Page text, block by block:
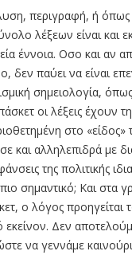
περιγραφή, ή
λέξεων είναι και
έννοια. Οσο και αν
δεν παύει να είναι
σημειολογία,
οι λέξεις έχουν
στο «είδος»
και αλληλεπιδρά με
της πολιτικής
σημαντικό; Και στα
ο λόγος προηγείται
Δεν
να γεννάμε